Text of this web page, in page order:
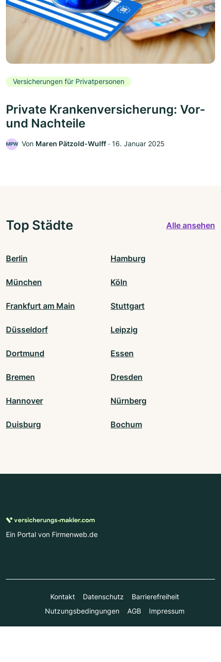
Versicherungen für Privatpersonen
Private Krankenversicherung: Vor-
und Nachteile
MPW Von Maren Pätzold-Wulff ‧ 16. Januar 2025
Top Städte Alle ansehen
Berlin Hamburg
München Köln
Frankfurt am Main Stuttgart
Düsseldorf Leipzig
Dortmund Essen
Bremen Dresden
Hannover Nürnberg
Duisburg Bochum
Ein Portal von Firmenweb.de
Kontakt Datenschutz
Barrierefreiheit
Nutzungsbedingungen
AGB Impressum